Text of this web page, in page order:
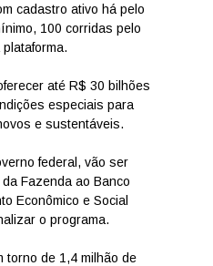
cadastro ativo há pelo
100 corridas pelo
até R$ 30 bilhões
especiais para
e sustentáveis.
federal, vão ser
Fazenda ao Banco
Econômico e Social
o programa.
torno de 1,4 milhão de